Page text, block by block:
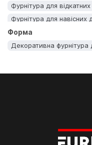
Фурнітура для
Фурнітура для навісних
Форма
Декоративна фурнітура